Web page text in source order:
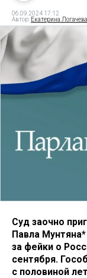
06.09.2024 17:12
Автор: Екатерина Логачева
Суд заочно
Павла
за фейки о
сентября.
с половиной